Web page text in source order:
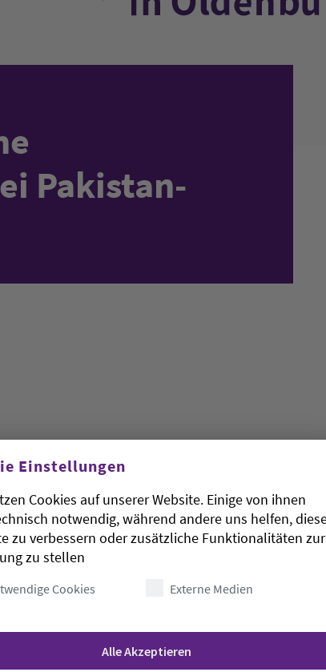
Pakistan-
Dirk Niebel (FDP) hat das deutsche
Flutopfer unterstrichen.
gestellten Geldes, sondern, dass die Hilfe
Dafür sei «logistische
zusammen, die seit langem in Pakistan
um die Hilfe zu den Flutopfern zu
Euro direkt zur Verfügung gestellt
Zudem trage die Bundesrepublik vier
der Weltbank.
Einstellungen
Cookies auf unserer Website. Einige von ihnen
notwendig, während andere uns helfen,
zu verbessern oder zusätzliche Funktionalitäten zur
zu stellen
Cookies Externe Medien
Alle Akzeptieren